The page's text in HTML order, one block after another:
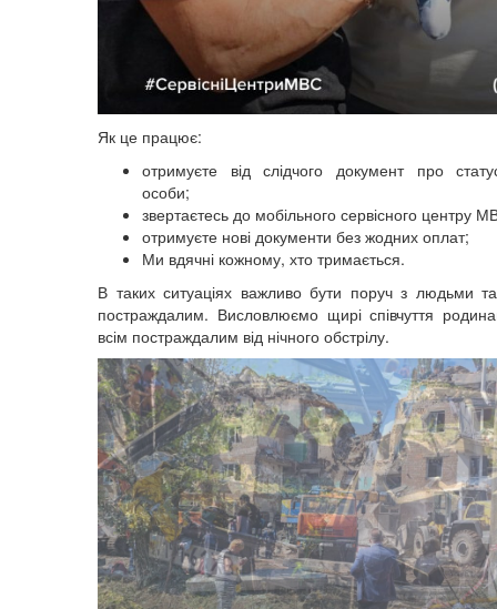
Як це працює:
отримуєте від слідчого документ про
особи;
звертаєтесь до мобільного сервісного центру
отримуєте нові документи без жодних оплат;
Ми вдячні кожному, хто тримається.
В таких ситуаціях важливо бути поруч з людьми
постраждалим. Висловлюємо щирі співчуття
всім постраждалим від нічного обстрілу.